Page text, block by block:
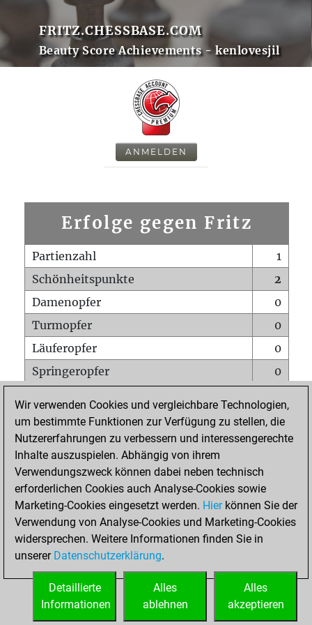
FRITZ.CHESSBASE.COM
Beauty Score Achievements - kenlovesjil
ANMELDEN
Erfolge gegen Fritz
Partienzahl
1
Schönheitspunkte
2
Damenopfer
0
Turmopfer
0
Läuferopfer
0
Springeropfer
0
Matt auf vollem Brett
0
Bauer setzt Matt
0
Erstickte Matts
Unterverwandlungen
Türme auf der siebten
0
STARTSEITE
Wir verwenden Cookies und vergleichbare Technologien,
um bestimmte Funktionen zur Verfügung zu stellen, die
Nutzererfahrungen zu verbessern und interessengerechte
Inhalte auszuspielen. Abhängig von ihrem
Verwendungszweck können dabei neben technisch
erforderlichen Cookies auch Analyse-Cookies sowie
Marketing-Cookies eingesetzt werden. Hierkönnen Sie der
Verwendung von Analyse-Cookies und Marketing-Cookies
widersprechen. Weitere Informationen finden Sie in
unserer Datenschutzerklärung.
Alles
akzeptieren
Alles
ablehnen
Detaillierte
Informationen